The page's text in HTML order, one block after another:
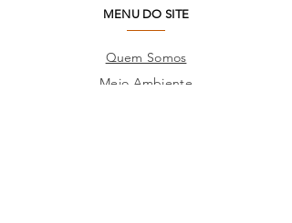
MENU DO SITE
Quem Somos
Meio Ambiente